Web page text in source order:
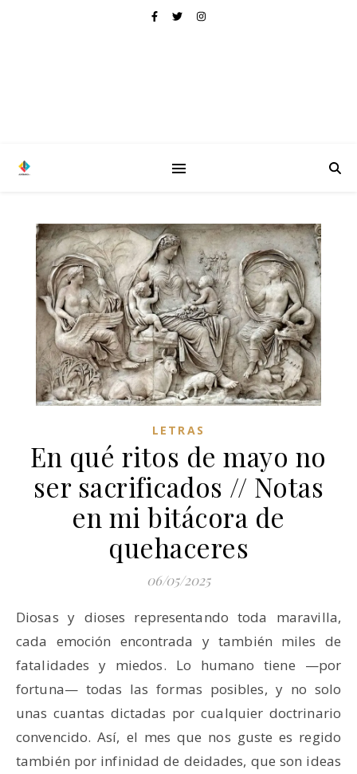
LETRAS
En qué ritos de mayo no
ser sacrificados // Notas
en mi bitácora de
quehaceres
06/05/2025
Diosas y dioses representando toda maravilla,
cada emoción encontrada y también miles de
fatalidades y miedos. Lo humano tiene —por
fortuna— todas las formas posibles, y no solo
unas cuantas dictadas por cualquier doctrinario
convencido. Así, el mes que nos guste es regido
también por infinidad de deidades, que son ideas